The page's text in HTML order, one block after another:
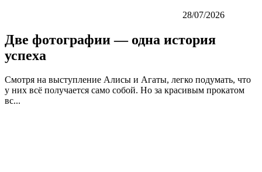
28/07/2026
Две фотографии — одна история
успеха
Смотря на выступление Алисы и Агаты, легко подумать, что
у них всё получается само собой. Но за красивым прокатом
вс...